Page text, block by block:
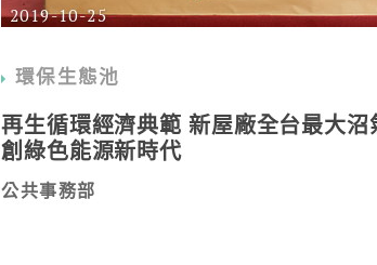
2019-10-25
環保生態池
再生循環經濟典範 新屋廠全台最大沼
創綠色能源新時代
公共事務部